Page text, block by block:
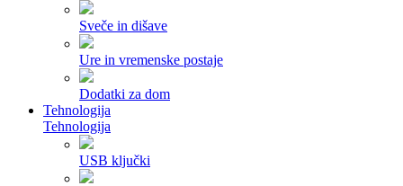
Sveče in dišave
Ure in vremenske postaje
Dodatki za dom
Tehnologija
Tehnologija
USB ključki